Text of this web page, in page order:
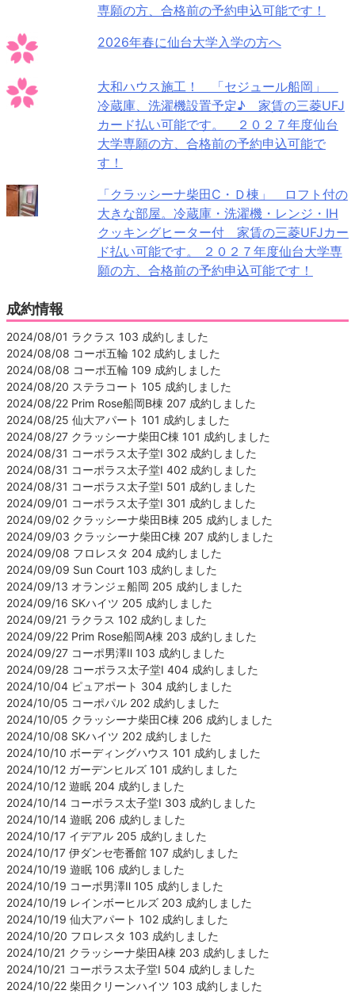
専願の方、合格前の予約申込可能です！
2026年春に仙台大学入学の方へ
大和ハウス施工！ 「セジュール船岡」
冷蔵庫、洗濯機設置予定♪ 家賃の三菱UFJ
カード払い可能です。 ２０２７年度仙台
大学専願の方、合格前の予約申込可能で
す！
「クラッシーナ柴田C・Ｄ棟」 ロフト付の
大きな部屋。冷蔵庫・洗濯機・レンジ・IH
クッキングヒーター付 家賃の三菱UFJカー
ド払い可能です。 ２０２７年度仙台大学専
願の方、合格前の予約申込可能です！
成約情報
2024/08/01 ラクラス 103 成約しました
2024/08/08 コーポ五輪 102 成約しました
2024/08/08 コーポ五輪 109 成約しました
2024/08/20 ステラコート 105 成約しました
2024/08/22 Prim Rose船岡B棟 207 成約しました
2024/08/25 仙大アパート 101 成約しました
2024/08/27 クラッシーナ柴田C棟 101 成約しました
2024/08/31 コーポラス太子堂Ⅰ 302 成約しました
2024/08/31 コーポラス太子堂Ⅰ 402 成約しました
2024/08/31 コーポラス太子堂Ⅰ 501 成約しました
2024/09/01 コーポラス太子堂Ⅰ 301 成約しました
2024/09/02 クラッシーナ柴田B棟 205 成約しました
2024/09/03 クラッシーナ柴田C棟 207 成約しました
2024/09/08 フロレスタ 204 成約しました
2024/09/09 Sun Court 103 成約しました
2024/09/13 オランジェ船岡 205 成約しました
2024/09/16 SKハイツ 205 成約しました
2024/09/21 ラクラス 102 成約しました
2024/09/22 Prim Rose船岡A棟 203 成約しました
2024/09/27 コーポ男澤Ⅱ 103 成約しました
2024/09/28 コーポラス太子堂Ⅰ 404 成約しました
2024/10/04 ピュアポート 304 成約しました
2024/10/05 コーポパル 202 成約しました
2024/10/05 クラッシーナ柴田C棟 206 成約しました
2024/10/08 SKハイツ 202 成約しました
2024/10/10 ボーディングハウス 101 成約しました
2024/10/12 ガーデンヒルズ 101 成約しました
2024/10/12 遊眠 204 成約しました
2024/10/14 コーポラス太子堂Ⅰ 303 成約しました
2024/10/14 遊眠 206 成約しました
2024/10/17 イデアル 205 成約しました
2024/10/17 伊ダンセ壱番館 107 成約しました
2024/10/19 遊眠 106 成約しました
2024/10/19 コーポ男澤Ⅱ 105 成約しました
2024/10/19 レインボーヒルズ 203 成約しました
2024/10/19 仙大アパート 102 成約しました
2024/10/20 フロレスタ 103 成約しました
2024/10/21 クラッシーナ柴田A棟 203 成約しました
2024/10/21 コーポラス太子堂Ⅰ 504 成約しました
2024/10/22 柴田クリーンハイツ 103 成約しました